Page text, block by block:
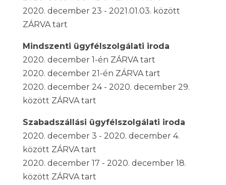
2020. december 23 - 2021.01.03. között
ZÁRVA tart
Mindszenti ügyfélszolgálati iroda
2020. december 1-én ZÁRVA tart
2020. december 21-én ZÁRVA tart
2020. december 24 - 2020. december 29.
között ZÁRVA tart
Szabadszállási ügyfélszolgálati iroda
2020. december 3 - 2020. december 4.
között ZÁRVA tart
2020. december 17 - 2020. december 18.
között ZÁRVA tart